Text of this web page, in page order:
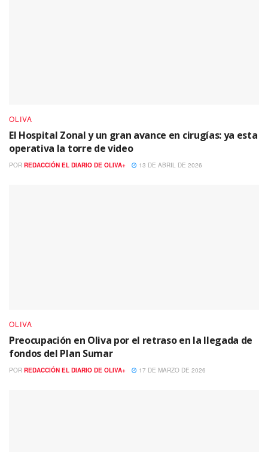
OLIVA
El Hospital Zonal y un gran avance en cirugías: ya esta
operativa la torre de video
POR REDACCIÓN EL DIARIO DE OLIVA+ 13 DE ABRIL DE 2026
OLIVA
Preocupación en Oliva por el retraso en la llegada de
fondos del Plan Sumar
POR REDACCIÓN EL DIARIO DE OLIVA+ 17 DE MARZO DE 2026